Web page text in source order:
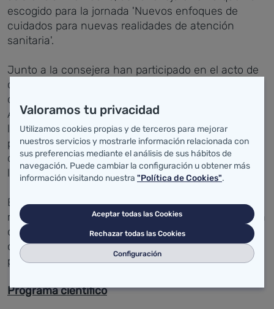
escogido para la jornada 'Nuevos enfoques de
cuidados para nuevas realidades de atención
sanitaria'.
Junto a la consejera han participado en el acto de
clausura la presidenta y vicepresidenta del Colegio
de Enfermería de Cantabria, Rocío Cardeñoso y
Ana Manzanas, respectivamente. Además, entre
los 200 profesionales de la enfermería que han
participado en la jornada, se encontraban las
directoras de enfermería de atención primaria y de
los tres hospitales del Servicio Cántabro de Salud.
El DIE es, en palabras de Real, "un buen día para
reivindicar la profesión de enfermería, el trabajo y la
dedicación diaria, el compromiso y colaboración
con el sistema sanitario y la capacitación
profesional".
Programa científico
Valoramos tu privacidad
Utilizamos cookies propias y de terceros para mejorar
nuestros servicios y mostrarle información relacionada con
sus preferencias mediante el análisis de sus hábitos de
navegación. Puede cambiar la configuración u obtener más
información visitando nuestra "Política de Cookies".
Aceptar todas las Cookies
Rechazar todas las Cookies
Configuración